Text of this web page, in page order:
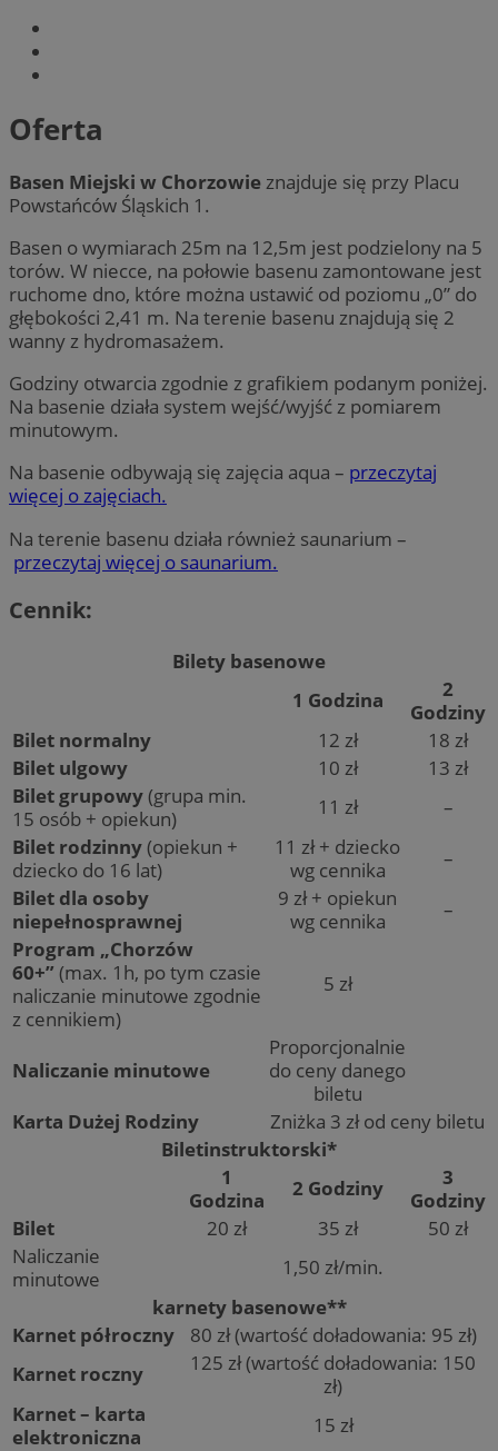
Oferta
Basen Miejski w Chorzowieznajduje się przy Placu
Powstańców Śląskich 1.
Basen o wymiarach 25m na 12,5m jest podzielony na 5
torów. W niecce, na połowie basenu zamontowane jest
ruchome dno, które można ustawić od poziomu „0” do
głębokości 2,41 m. Na terenie basenu znajdują się 2
wanny z hydromasażem.
Godziny otwarcia zgodnie z grafikiem podanym poniżej.
Na basenie działa system wejść/wyjść z pomiarem
minutowym.
Na basenie odbywają się zajęcia aqua – przeczytaj
więcej o zajęciach.
Na terenie basenu działa również saunarium –
przeczytaj więcej o saunarium.
Cennik:
Bilety basenowe
1 Godzina
2
Godziny
Bilet normalny
12 zł
18 zł
Bilet ulgowy
10 zł
13 zł
Bilet grupowy(grupa min.
15 osób + opiekun)
11 zł
–
Bilet rodzinny(opiekun +
dziecko do 16 lat)
11 zł + dziecko
wg cennika
–
Bilet dla osoby
niepełnosprawnej
9 zł + opiekun
wg cennika
–
Program „Chorzów
60+” (max. 1h, po tym czasie
naliczanie minutowe zgodnie
z cennikiem)
5 zł
Naliczanie minutowe
Proporcjonalnie
do ceny danego
biletu
Karta Dużej Rodziny
Zniżka 3 zł od ceny biletu
Biletinstruktorski*
1
Godzina
2 Godziny
3
Godziny
Bilet
20 zł 35 zł
50 zł
Naliczanie
minutowe
1,50 zł/min.
karnety basenowe**
Karnet półroczny
80 zł (wartość doładowania: 95 zł)
Karnet roczny
125 zł (wartość doładowania: 150
zł)
Karnet – karta
elektroniczna
15 zł